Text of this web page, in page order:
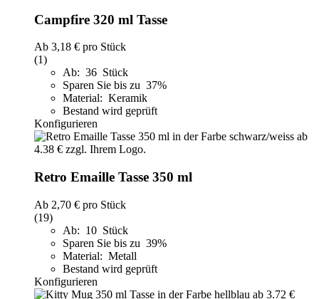
Campfire 320 ml Tasse
Ab 3,18 € pro Stück
(1)
Ab: 36 Stück
Sparen Sie bis zu 37%
Material: Keramik
Bestand wird geprüft
Konfigurieren
Retro Emaille Tasse 350 ml
Ab 2,70 € pro Stück
(19)
Ab: 10 Stück
Sparen Sie bis zu 39%
Material: Metall
Bestand wird geprüft
Konfigurieren